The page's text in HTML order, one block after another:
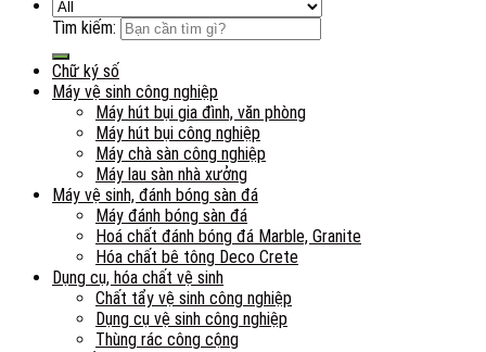
Tìm kiếm:
Chữ ký số
Máy vệ sinh công nghiệp
Máy hút bụi gia đình, văn phòng
Máy hút bụi công nghiệp
Máy chà sàn công nghiệp
Máy lau sàn nhà xưởng
Máy vệ sinh, đánh bóng sàn đá
Máy đánh bóng sàn đá
Hoá chất đánh bóng đá Marble, Granite
Hóa chất bê tông Deco Crete
Dụng cụ, hóa chất vệ sinh
Chất tẩy vệ sinh công nghiệp
Dụng cụ vệ sinh công nghiệp
Thùng rác công cộng